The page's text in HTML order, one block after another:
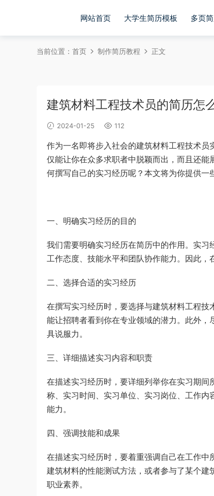
网站首页 大学生简历模板 多页
当前位置： 首页 制作简历教程 正文
建筑材料工程技术员的简历怎
2024-01-25 112
作为一名即将步入社会的建筑材料工程技术
仅能让你在众多求职者中脱颖而出，而且还
何撰写自己的实习经历呢？本文将为你提供一
一、明确实习经历的目的
我们需要明确实习经历在简历中的作用。实
工作态度、技能水平和团队协作能力。因此，
二、选择合适的实习经历
在撰写实习经历时，要选择与建筑材料工程
能让招聘者看到你在专业领域的潜力。此外
具说服力。
三、详细描述实习内容和职责
在描述实习经历时，要详细列举你在实习期
称、实习时间、实习单位、实习岗位、工作
能力。
四、强调技能和成果
在描述实习经历时，要着重强调自己在工作
建筑材料的性能测试方法，或者参与了某个
职业素养。